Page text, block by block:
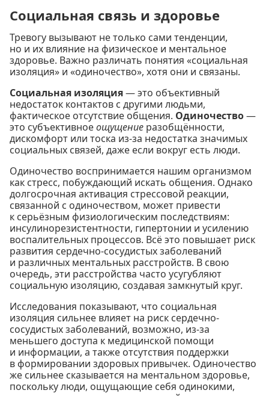
Социальная связь и здоровье
Тревогу вызывают не только сами тенденции,
но и их влияние на физическое и ментальное
здоровье. Важно различать понятия «социальная
изоляция» и «одиночество», хотя они и связаны.
Социальная изоляция— это объективный
недостаток контактов с другими людьми,
фактическое отсутствие общения. Одиночество—
это субъективноеощущение разобщённости,
дискомфорт или тоска из-за недостатка значимых
социальных связей, даже если вокруг есть люди.
Одиночество воспринимается нашим организмом
как стресс, побуждающий искать общения. Однако
долгосрочная активация стрессовой реакции,
связанной с одиночеством, может привести
к серьёзным физиологическим последствиям:
инсулинорезистентности, гипертонии и усилению
воспалительных процессов. Всё это повышает риск
развития сердечно-сосудистых заболеваний
и различных ментальных расстройств. В свою
очередь, эти расстройства часто усугубляют
социальную изоляцию, создавая замкнутый круг.
Исследования показывают, что социальная
изоляция сильнее влияет на риск сердечно-
сосудистых заболеваний, возможно, из-за
меньшего доступа к медицинской помощи
и информации, а также отсутствия поддержки
в формировании здоровых привычек. Одиночество
же сильнее сказывается на ментальном здоровье,
поскольку люди, ощущающие себя одинокими,